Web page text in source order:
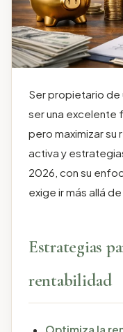
Ser propietario de
ser una excelente
pero maximizar su
activa y
2026, con su
exige ir más allá
Estrategias
rentabilidad